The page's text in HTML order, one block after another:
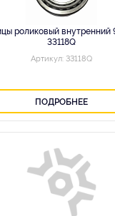
роликовый внутренний
33118Q
Артикул: 33118Q
ПОДРОБНЕЕ